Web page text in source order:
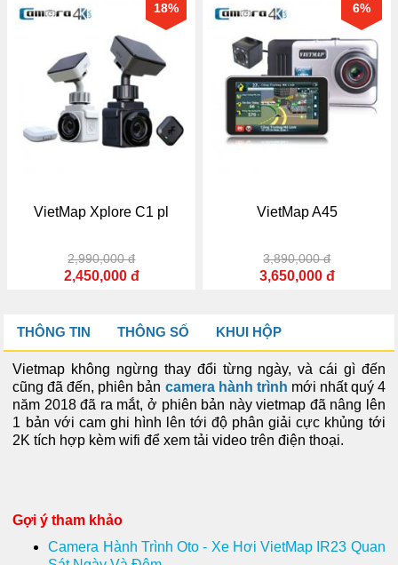
18%
Xplore C1 pl
đ
6%
VietMap A45
3,650,000 đ
THÔNG TIN THÔNG SỐ KHUI HỘP
Vietmap không ngừng thay đổi từng ngày, và cái gì đến
cũng đã đến, phiên bản camera hành trình mới nhất quý 4
năm 2018 đã ra mắt, ở phiên bản này vietmap đã nâng lên
1 bản với cam ghi hình lên tới độ phân giải cực khủng tới
2K tích hợp kèm wifi để xem tải video trên điện thoại.
Gợi ý tham khảo
Camera Hành Trình Oto - Xe Hơi VietMap IR23 Quan